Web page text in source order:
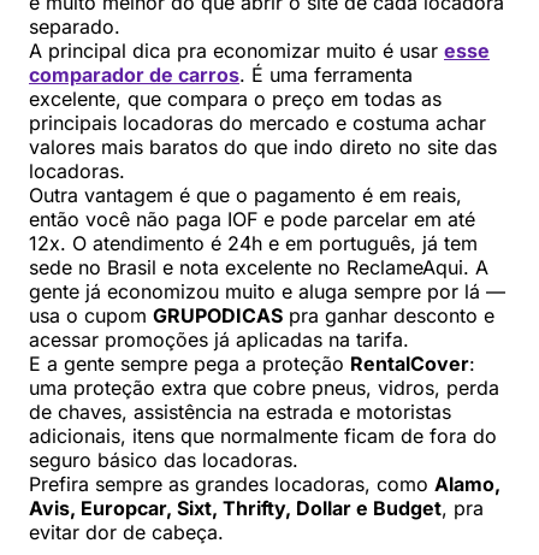
separado.
A principal dica pra economizar muito é usar esse
comparador de carros. É uma ferramenta
excelente, que compara o preço em todas as
principais locadoras do mercado e costuma achar
valores mais baratos do que indo direto no site das
locadoras.
Outra vantagem é que o pagamento é em reais,
então você não paga IOF e pode parcelar em até
12x. O atendimento é 24h e em português, já tem
sede no Brasil e nota excelente no ReclameAqui. A
gente já economizou muito e aluga sempre por lá —
usa o cupom GRUPODICAS pra ganhar desconto e
acessar promoções já aplicadas na tarifa.
E a gente sempre pega a proteção RentalCover:
uma proteção extra que cobre pneus, vidros, perda
de chaves, assistência na estrada e motoristas
adicionais, itens que normalmente ficam de fora do
seguro básico das locadoras.
Prefira sempre as grandes locadoras, como Alamo,
Avis, Europcar, Sixt, Thrifty, Dollar e Budget, pra
evitar dor de cabeça.